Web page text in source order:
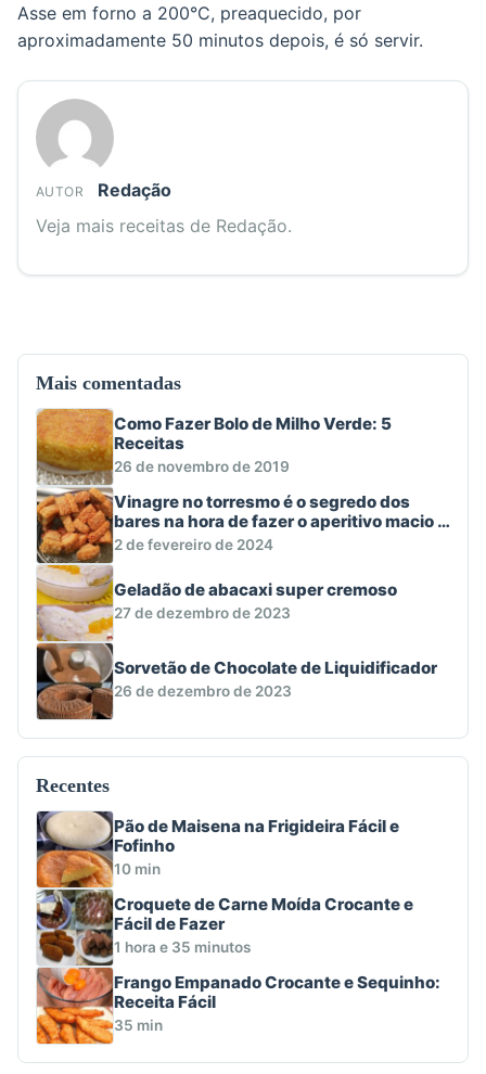
Asse em forno a 200°C, preaquecido, por
aproximadamente 50 minutos depois, é só servir.
AUTOR
Redação
Veja mais receitas de Redação.
Mais comentadas
Como Fazer Bolo de Milho Verde: 5
Receitas
26 de novembro de 2019
Vinagre no torresmo é o segredo dos
bares na hora de fazer o aperitivo macio e
crocante
2 de fevereiro de 2024
Geladão de abacaxi super cremoso
27 de dezembro de 2023
Sorvetão de Chocolate de Liquidificador
26 de dezembro de 2023
Recentes
Pão de Maisena na Frigideira Fácil e
Fofinho
10 min
Croquete de Carne Moída Crocante e
Fácil de Fazer
1 hora e 35 minutos
Frango Empanado Crocante e Sequinho:
Receita Fácil
35 min